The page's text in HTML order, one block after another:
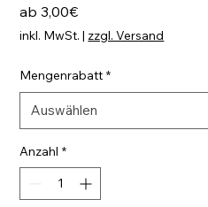
ab3,00€Sale-
Preis
inkl. MwSt. | zzgl. Versand
Mengenrabatt *
Anzahl *